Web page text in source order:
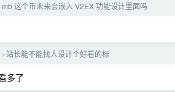
mb 这个币未来会嵌入 V2EX 功能设计里面吗
› 站长能不能找人设计个好看的标
多了